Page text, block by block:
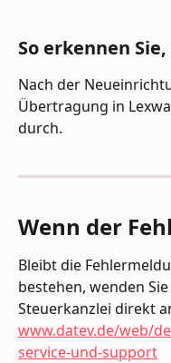
So erkennen
Nach der
Übertragung in
durch.
Wenn der
Bleibt die
bestehen, wenden
Steuerkanzlei direkt
www.datev.de/web/
service-und-support